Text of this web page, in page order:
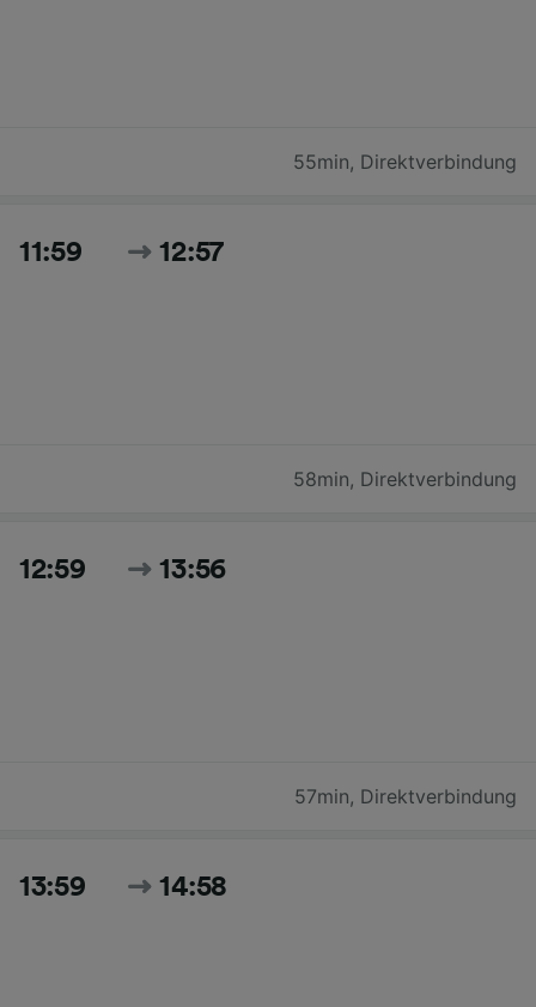
55min, Direktverbindung
11:59 12:57
58min, Direktverbindung
12:59 13:56
57min, Direktverbindung
13:59 14:58